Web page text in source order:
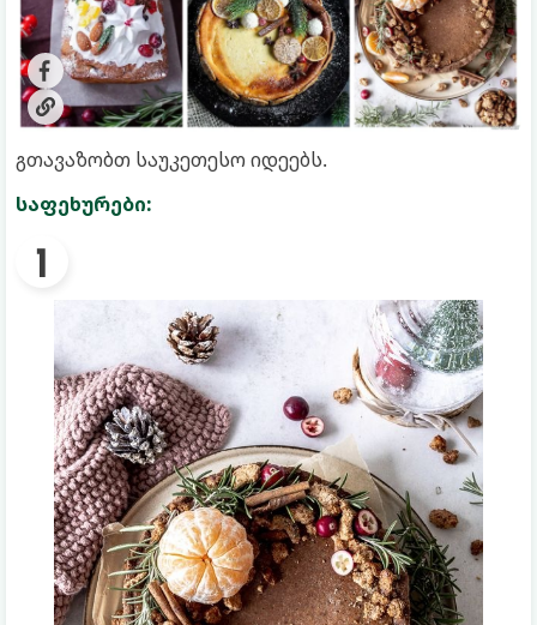
გთავაზობთ საუკეთესო იდეებს.
საფეხურები: